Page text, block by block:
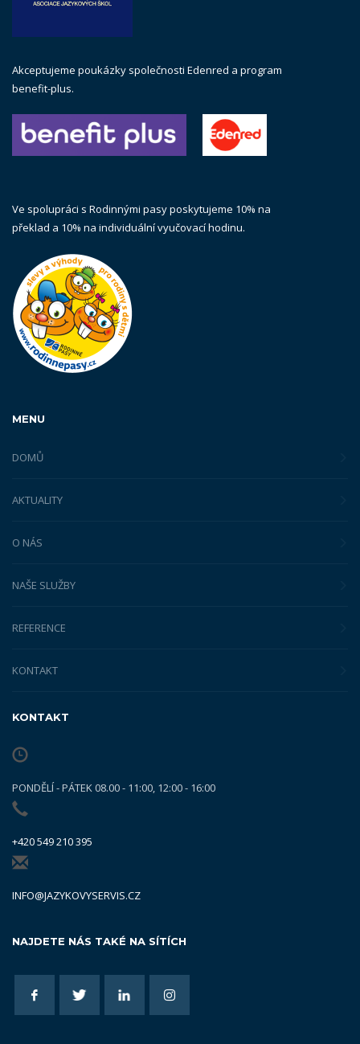
Akceptujeme poukázky společnosti Edenred a program
benefit-plus.
Ve spolupráci s Rodinnými pasy poskytujeme 10% na
překlad a 10% na individuální vyučovací hodinu.
MENU
DOMŮ
AKTUALITY
O NÁS
NAŠE SLUŽBY
REFERENCE
KONTAKT
KONTAKT
PONDĚLÍ - PÁTEK 08.00 - 11:00, 12:00 - 16:00
+420 549 210 395
INFO@JAZYKOVYSERVIS.CZ
NAJDETE NÁS TAKÉ NA SÍTÍCH